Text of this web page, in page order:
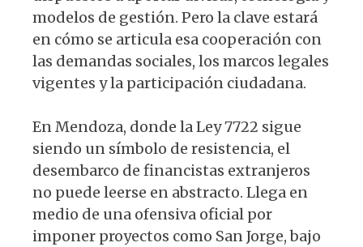
modelos de gestión. Pero la clave estará
en cómo se articula esa cooperación con
las demandas sociales, los marcos legales
vigentes y la participación ciudadana.
En Mendoza, donde la Ley 7722 sigue
siendo un símbolo de resistencia, el
desembarco de financistas extranjeros
no puede leerse en abstracto. Llega en
medio de una ofensiva oficial por
imponer proyectos como San Jorge, bajo